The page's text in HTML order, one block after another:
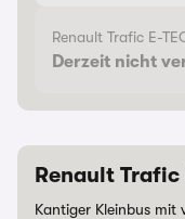
Renault Trafic E-
Derzeit nicht
Renault
Kantiger Kleinbus mit